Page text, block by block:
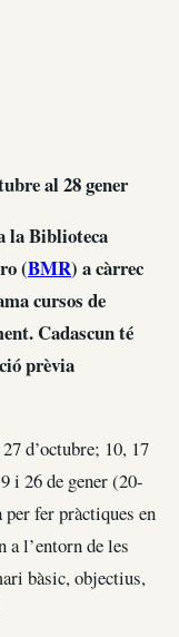
al 28 gener
la Biblioteca
(BMR) a càrrec
cursos de
Cadascun té
prèvia
d’octubre; 10, 17
i 26 de gener (20-
per fer pràctiques en
l’entorn de les
bàsic, objectius,